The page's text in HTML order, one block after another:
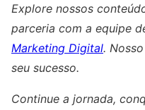
Explore nossos
parceria com a equipe
Marketing Digital.
seu sucesso.
Continue a jornada,